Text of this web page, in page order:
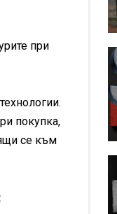
при
покупка,
се към